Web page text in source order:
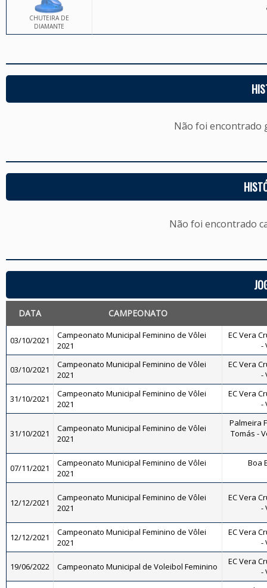
CHUTEIRA DE
DIAMANTE
Não foi encontrado
Não foi encontrado
DATA CAMPEONATO
03/10/2021
Campeonato Municipal Feminino de Vôlei
2021
EC Vera
-
03/10/2021
Campeonato Municipal Feminino de Vôlei
2021
EC Vera
-
31/10/2021
Campeonato Municipal Feminino de Vôlei
2021
EC Vera
-
31/10/2021
Campeonato Municipal Feminino de Vôlei
2021
Palmeira
Tomás -
07/11/2021
Campeonato Municipal Feminino de Vôlei
2021
Boa
12/12/2021
Campeonato Municipal Feminino de Vôlei
2021
EC Vera
-
12/12/2021
Campeonato Municipal Feminino de Vôlei
2021
EC Vera
-
19/06/2022 Campeonato Municipal de Voleibol Feminino
EC Vera
-